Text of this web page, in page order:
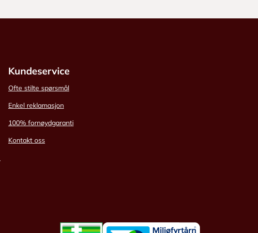
Kundeservice
Ofte stilte spørsmål
Enkel reklamasjon
100% fornøydgaranti
Kontakt oss